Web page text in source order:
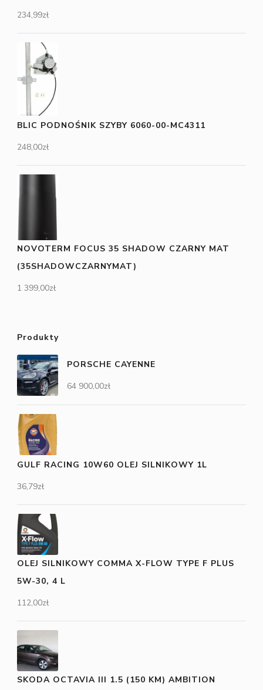
234,99zł
BLIC PODNOŚNIK SZYBY 6060-00-MC4311
248,00zł
NOVOTERM FOCUS 35 SHADOW CZARNY MAT
(35SHADOWCZARNYMAT)
1 399,00zł
Produkty
PORSCHE CAYENNE
64 900,00zł
GULF RACING 10W60 OLEJ SILNIKOWY 1L
36,79zł
OLEJ SILNIKOWY COMMA X-FLOW TYPE F PLUS
5W-30, 4 L
112,00zł
SKODA OCTAVIA III 1.5 (150 KM) AMBITION